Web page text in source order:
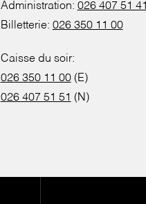
Administration: 026 407 51 41
Billetterie: 026 350 11 00
Caisse du soir:
026 350 11 00(E)
026 407 51 51 (N)